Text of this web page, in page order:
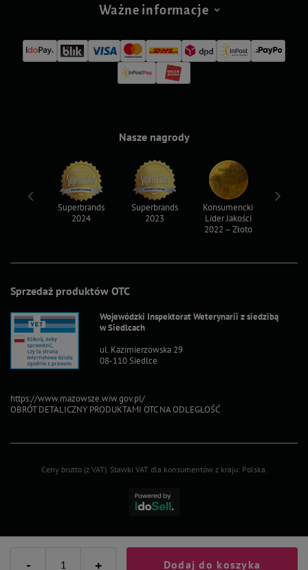
- + Dodaj do koszyka
Ważne informacje
Sprzedaż produktów OTC
Wojewódzki Inspektorat Weterynarii z siedzibą
w Siedlcach
ul. Kazimierzowska 29
08-110 Siedlce
https://www.mazowsze.wiw.gov.pl/
OBRÓT DETALICZNY PRODUKTAMI OTC NA ODLEGŁOŚĆ
Nasze nagrody
Superbrands
2024
Superbrands
2023
Konsumencki
Lider Jakości
2022 – Złoto
Ceny brutto (z VAT). Stawki VAT dla konsumentów z kraju: Polska